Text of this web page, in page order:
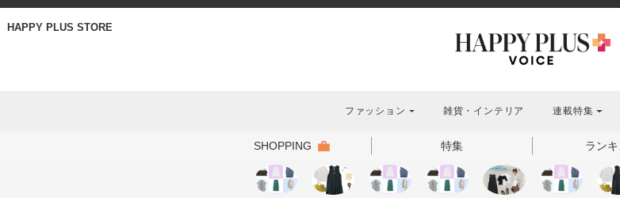
HAPPY PLUS STORE
ファッション 雑貨・インテリア 連載特集
SHOPPING 特集 ラン